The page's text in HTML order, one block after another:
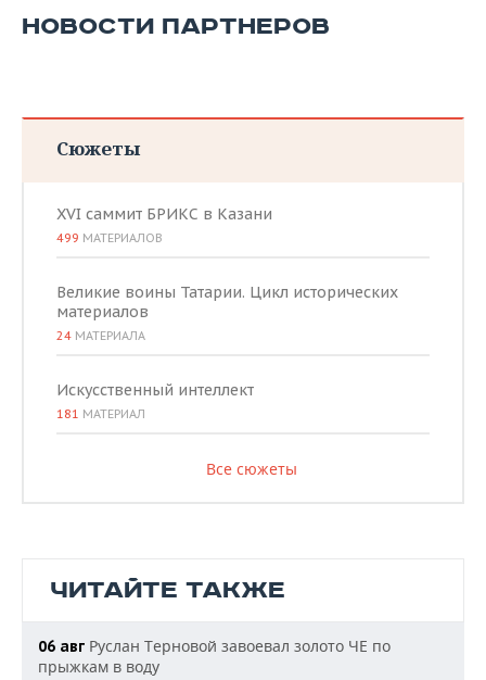
НОВОСТИ ПАРТНЕРОВ
Сюжеты
XVI саммит БРИКС в Казани
499 МАТЕРИАЛОВ
Великие воины Татарии. Цикл исторических
материалов
24 МАТЕРИАЛА
Искусственный интеллект
181 МАТЕРИАЛ
Все сюжеты
ЧИТАЙТЕ ТАКЖЕ
06 авг Руслан Терновой завоевал золото ЧЕ по
прыжкам в воду